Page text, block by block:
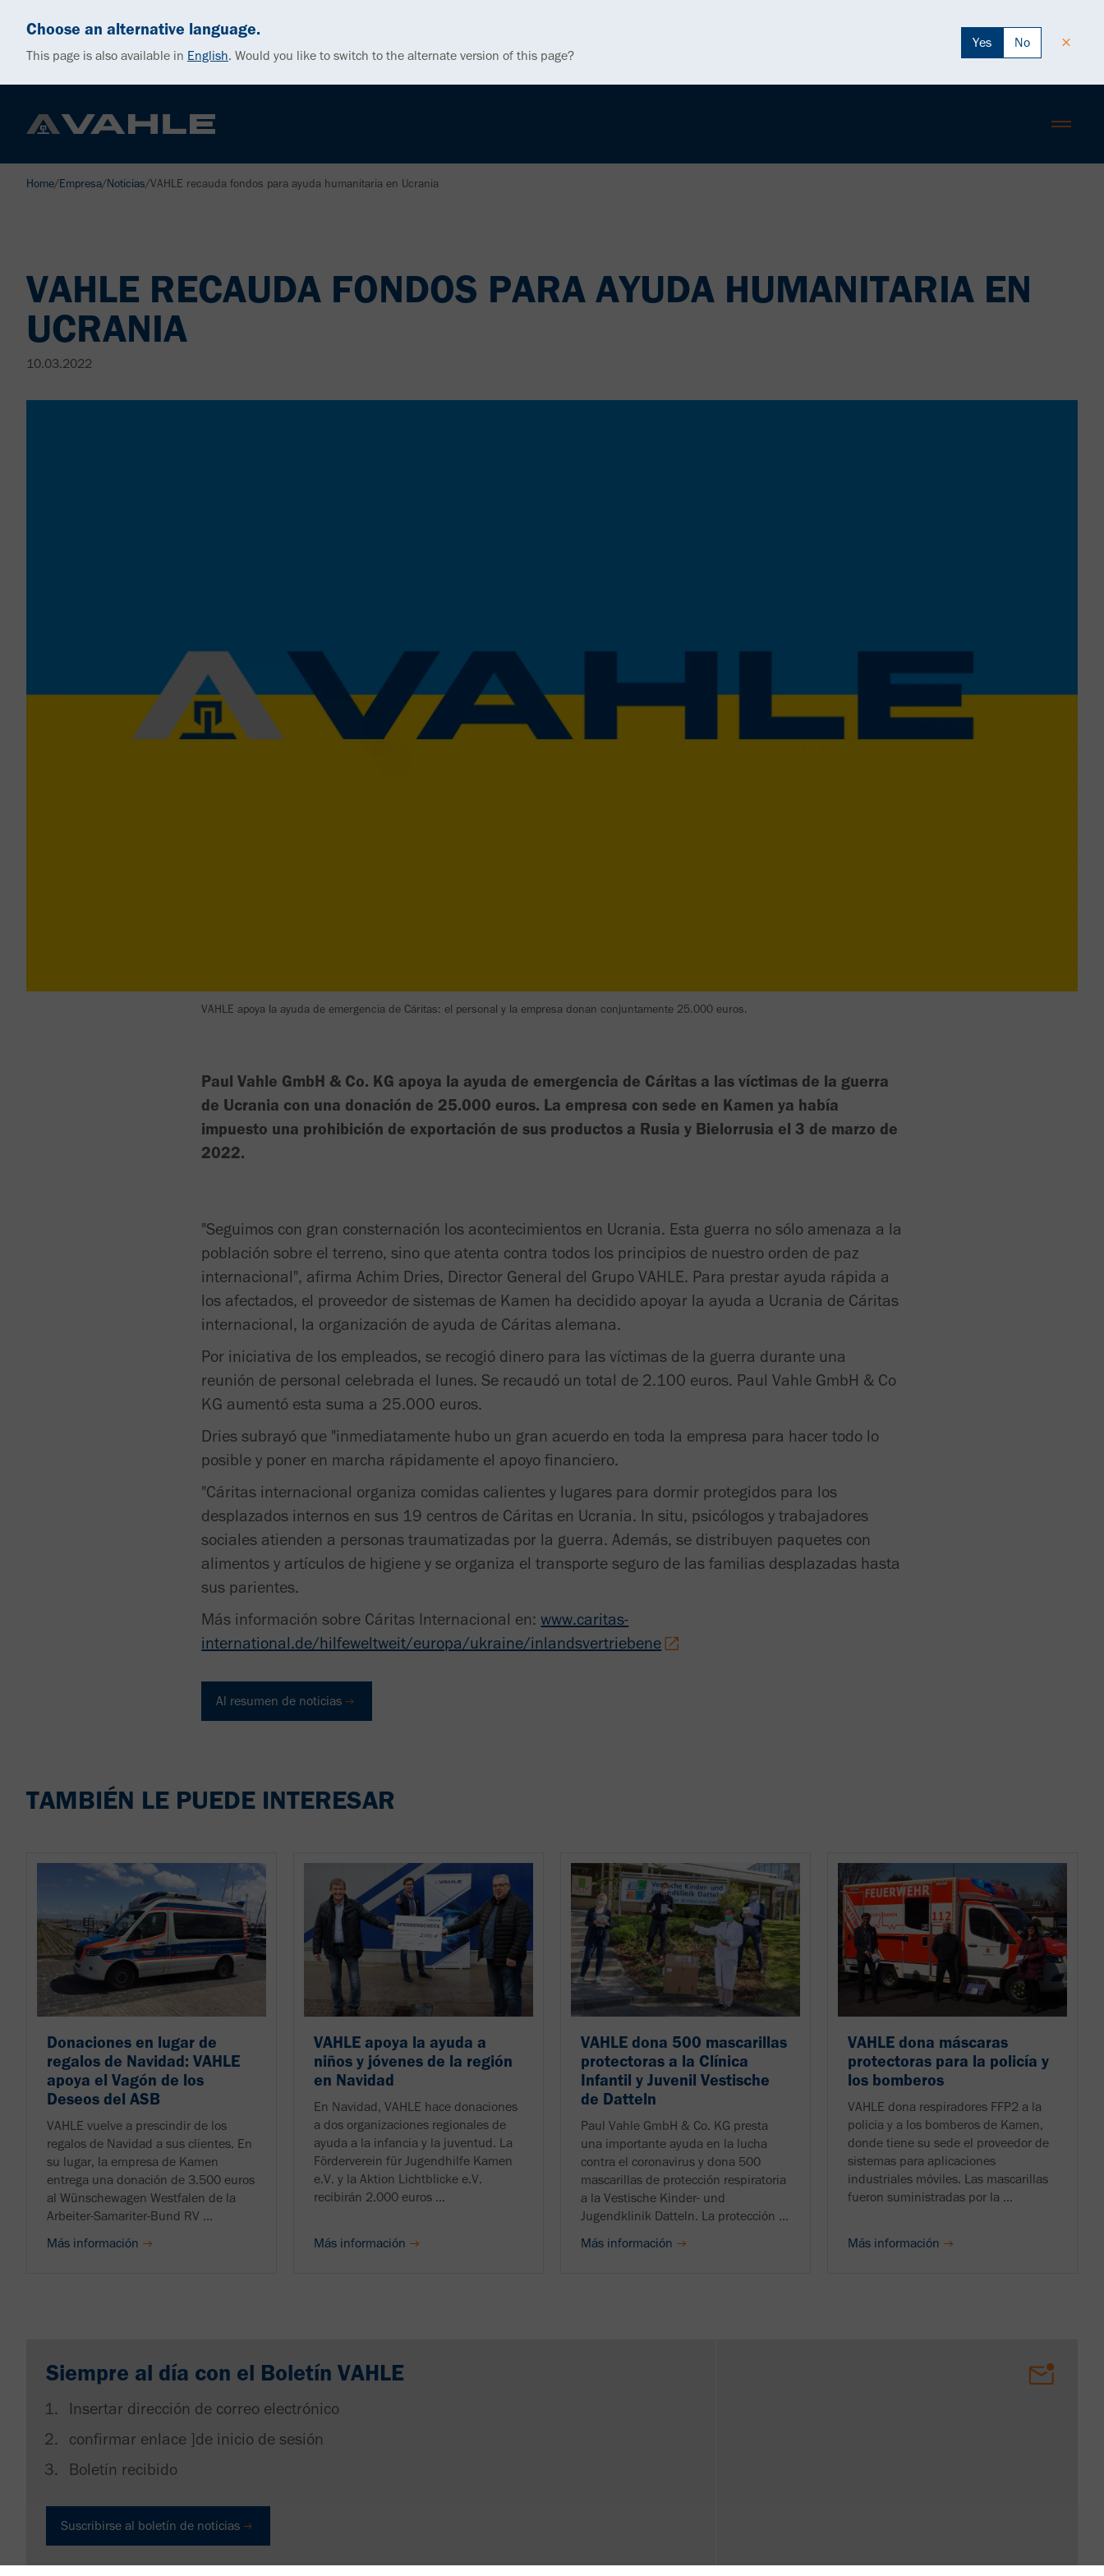
Choose an alternative language.
This page is also available in English. Would you like to switch to the alternate version of this page?
Yes No
Home/Empresa/Noticias/VAHLE recauda fondos para ayuda humanitaria en Ucrania
VAHLE RECAUDA FONDOS PARA AYUDA HUMANITARIA EN
UCRANIA
10.03.2022
VAHLE apoya la ayuda de emergencia de Cáritas: el personal y la empresa donan conjuntamente 25.000 euros.
Paul Vahle GmbH & Co. KG apoya la ayuda de emergencia de Cáritas a las víctimas de la guerra
de Ucrania con una donación de 25.000 euros. La empresa con sede en Kamen ya había
impuesto una prohibición de exportación de sus productos a Rusia y Bielorrusia el 3 de marzo de
2022.
"Seguimos con gran consternación los acontecimientos en Ucrania. Esta guerra no sólo amenaza a la
población sobre el terreno, sino que atenta contra todos los principios de nuestro orden de paz
internacional", afirma Achim Dries, Director General del Grupo VAHLE. Para prestar ayuda rápida a
los afectados, el proveedor de sistemas de Kamen ha decidido apoyar la ayuda a Ucrania de Cáritas
internacional, la organización de ayuda de Cáritas alemana.
Por iniciativa de los empleados, se recogió dinero para las víctimas de la guerra durante una
reunión de personal celebrada el lunes. Se recaudó un total de 2.100 euros. Paul Vahle GmbH & Co
KG aumentó esta suma a 25.000 euros.
Dries subrayó que "inmediatamente hubo un gran acuerdo en toda la empresa para hacer todo lo
posible y poner en marcha rápidamente el apoyo financiero.
"Cáritas internacional organiza comidas calientes y lugares para dormir protegidos para los
desplazados internos en sus 19 centros de Cáritas en Ucrania. In situ, psicólogos y trabajadores
sociales atienden a personas traumatizadas por la guerra. Además, se distribuyen paquetes con
alimentos y artículos de higiene y se organiza el transporte seguro de las familias desplazadas hasta
sus parientes.
Más información sobre Cáritas Internacional en:www.caritas-
international.de/hilfeweltweit/europa/ukraine/inlandsvertriebene
Al resumen de noticias
TAMBIÉN LE PUEDE INTERESAR
Donaciones en lugar de
regalos de Navidad: VAHLE
apoya el Vagón de los
Deseos del ASB
VAHLE vuelve a prescindir de los
regalos de Navidad a sus clientes. En
su lugar, la empresa de Kamen
entrega una donación de 3.500 euros
al Wünschewagen Westfalen de la
Arbeiter-Samariter-Bund RV ...
Más información
VAHLE apoya la ayuda a
niños y jóvenes de la región
en Navidad
En Navidad, VAHLE hace donaciones
a dos organizaciones regionales de
ayuda a la infancia y la juventud. La
Förderverein für Jugendhilfe Kamen
e.V. y la Aktion Lichtblicke e.V.
recibirán 2.000 euros ...
Más información
VAHLE dona 500 mascarillas
protectoras a la Clínica
Infantil y Juvenil Vestische
de Datteln
Paul Vahle GmbH & Co. KG presta
una importante ayuda en la lucha
contra el coronavirus y dona 500
mascarillas de protección respiratoria
a la Vestische Kinder- und
Jugendklinik Datteln. La protección ...
Más información
VAHLE dona máscaras
protectoras para la policía y
los bomberos
VAHLE dona respiradores FFP2 a la
policía y a los bomberos de Kamen,
donde tiene su sede el proveedor de
sistemas para aplicaciones
industriales móviles. Las mascarillas
fueron suministradas por la ...
Más información
Siempre al día con el Boletín VAHLE
Insertar dirección de correo electrónico
confirmar enlace ]de inicio de sesión
Boletín recibido
Suscribirse al boletín de noticias